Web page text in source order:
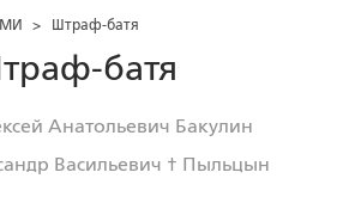
> Штраф-батя
батя
Анатольевич Бакулин
Васильевич † Пыльцын